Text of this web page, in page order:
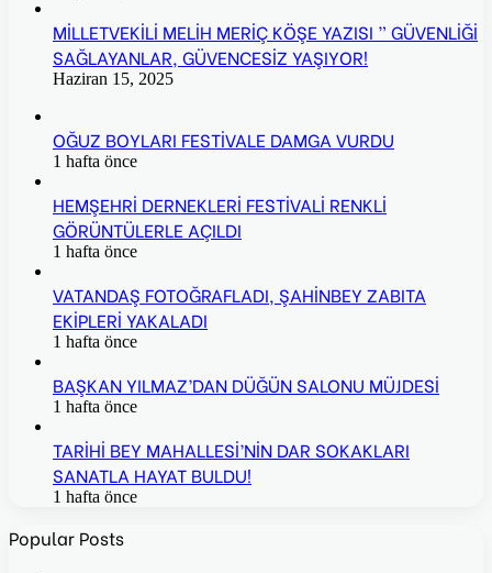
MİLLETVEKİLİ MELİH MERİÇ KÖŞE YAZISI ” GÜVENLİĞİ
SAĞLAYANLAR, GÜVENCESİZ YAŞIYOR!
Haziran 15, 2025
OĞUZ BOYLARI FESTİVALE DAMGA VURDU
1 hafta önce
HEMŞEHRİ DERNEKLERİ FESTİVALİ RENKLİ
GÖRÜNTÜLERLE AÇILDI
1 hafta önce
VATANDAŞ FOTOĞRAFLADI, ŞAHİNBEY ZABITA
EKİPLERİ YAKALADI
1 hafta önce
BAŞKAN YILMAZ’DAN DÜĞÜN SALONU MÜJDESİ
1 hafta önce
TARİHİ BEY MAHALLESİ’NİN DAR SOKAKLARI
SANATLA HAYAT BULDU!
1 hafta önce
Popular Posts